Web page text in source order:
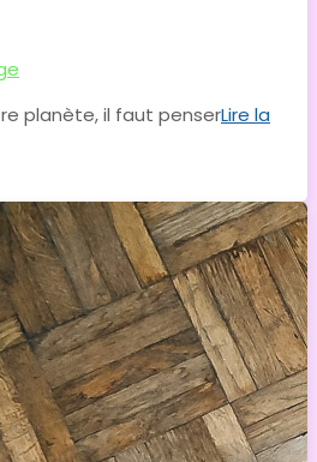
planète, il faut penserLire la